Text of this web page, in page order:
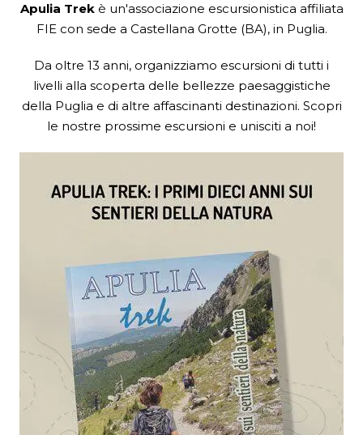
Apulia Trekè un'associazione escursionistica affiliata
FIEcon sede a Castellana Grotte (BA), in Puglia.
Da oltre 13 anni, organizziamo escursioni di tutti i
livelli alla scoperta delle bellezze paesaggistiche
della Puglia e di altre affascinanti destinazioni. Scopri
le nostre prossime escursioni e unisciti a noi!